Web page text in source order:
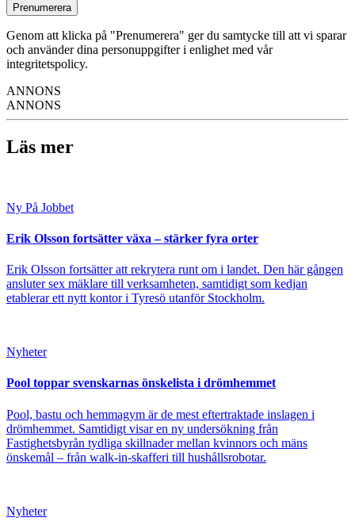
Prenumerera
Genom att klicka på "Prenumerera" ger du samtycke till att vi sparar
och använder dina personuppgifter i enlighet med vår
integritetspolicy.
ANNONS
ANNONS
Läs mer
Ny På Jobbet
Erik Olsson fortsätter växa – stärker fyra orter
Erik Olsson fortsätter att rekrytera runt om i landet. Den här gången
ansluter sex mäklare till verksamheten, samtidigt som kedjan
etablerar ett nytt kontor i Tyresö utanför Stockholm.
Nyheter
Pool toppar svenskarnas önskelista i drömhemmet
Pool, bastu och hemmagym är de mest eftertraktade inslagen i
drömhemmet. Samtidigt visar en ny undersökning från
Fastighetsbyrån tydliga skillnader mellan kvinnors och mäns
önskemål – från walk-in-skafferi till hushållsrobotar.
Nyheter